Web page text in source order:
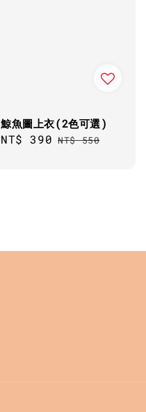
鯨魚圖上衣(2色可選)
Sale
NT$ 390 Regular
NT$ 550